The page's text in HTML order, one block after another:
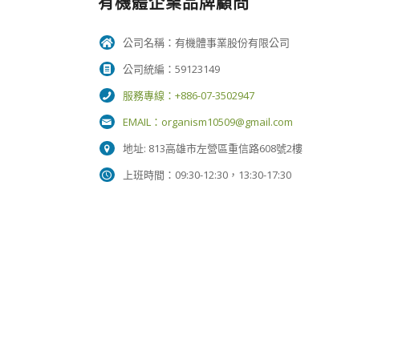
公司名稱：有機體事業股份有限公司
公司統編：59123149
服務專線：+886-07-3502947
EMAIL： organism10509@gmail.com
地址: 813高雄市左營區重信路608號2樓
上班時間：09:30-12:30，13:30-17:30